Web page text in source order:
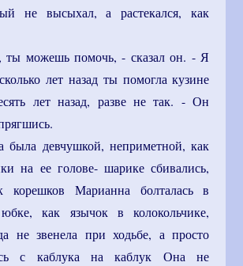
не высыхал, а растекался, как
можешь помочь, - сказал он. - Я
лет назад ты помогла кузине
лет назад, разве не так. - Он
была девчушкой, неприметной, как
на ее голове- шарике сбивались,
корешков Марианна болталась в
как язычок в колокольчике,
не звенела при ходьбе, а просто
с каблука на каблук Она не